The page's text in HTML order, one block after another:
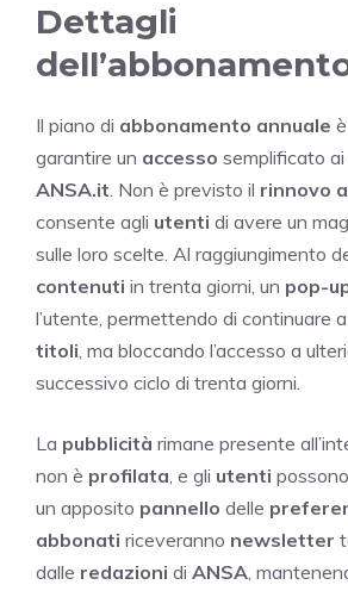
Dettagli
Il piano di abbonamento annuale
garantire un accesso semplificato ai
ANSA.it. Non è previsto il rinnovo
consente agli utenti di avere un
sulle loro scelte. Al raggiungimento
contenuti in trenta giorni, un pop-
l’utente, permettendo di continuare
titoli, ma bloccando l’accesso a
successivo ciclo di trenta giorni.
La pubblicità rimane presente
non è profilata, e gli utenti
un apposito pannello delle
abbonati riceveranno newsletter
dalle redazioni di ANSA,